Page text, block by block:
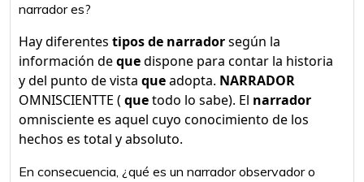
narrador es?
Hay diferentes tipos de narradorsegún la
información dequedispone para contar la historia
y del punto de vista queadopta. NARRADOR
OMNISCIENTTE ( quetodo lo sabe). El narrador
omnisciente es aquel cuyo conocimiento de los
hechos es total y absoluto.
En consecuencia, ¿qué es un narrador observador o